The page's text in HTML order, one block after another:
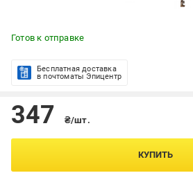
Готов к отправке
Бесплатная доставка
в почтоматы Эпицентр
347 ₴/шт.
КУПИТЬ